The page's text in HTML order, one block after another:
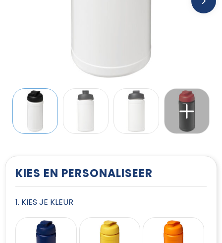
Sweaters
KIES EN PERSONALISEER
1. KIES JE KLEUR